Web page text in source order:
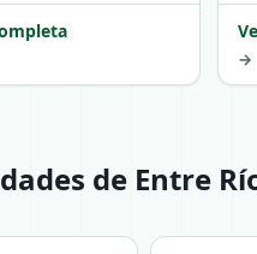
→
de Entre